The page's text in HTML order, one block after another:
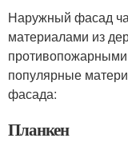
Наружный фасад
материалами из
популярные
фасада:
Планкен